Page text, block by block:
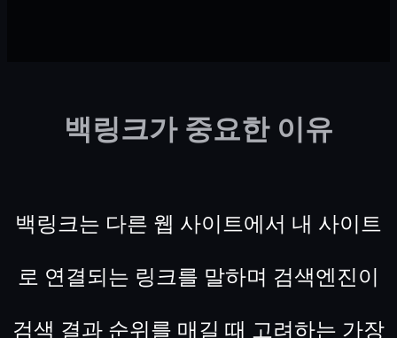
백링크가 중요한 이유
백링크는 다른 웹 사이트에서 내 사이트
로 연결되는 링크를 말하며 검색엔진이
검색 결과 순위를 매길 때 고려하는 가장